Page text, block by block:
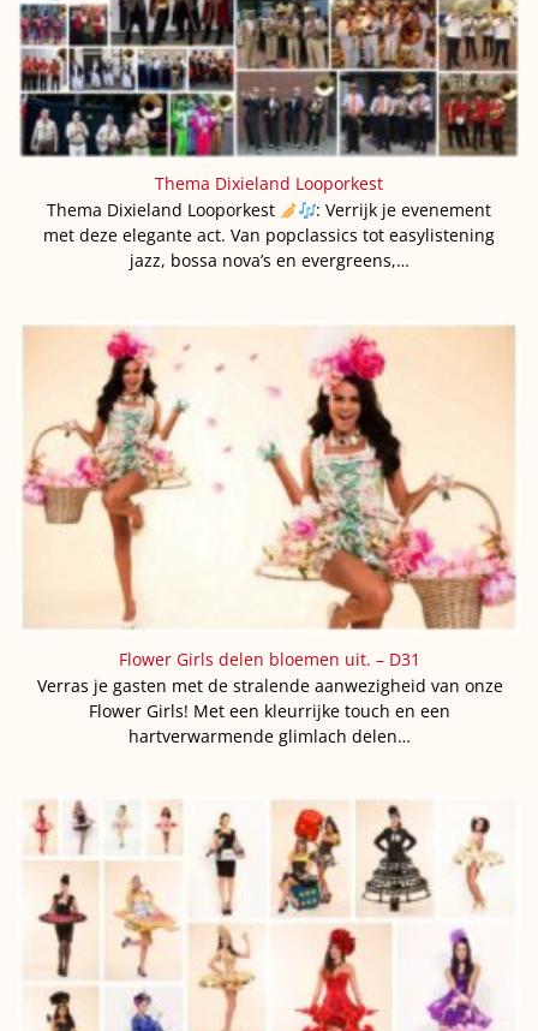
Thema Dixieland Looporkest
Thema Dixieland Looporkest
: Verrijk je evenement
met deze elegante act. Van popclassics tot easylistening
jazz, bossa nova’s en evergreens,…
Flower Girls delen bloemen uit. – D31
Verras je gasten met de stralende aanwezigheid van onze
Flower Girls! Met een kleurrijke touch en een
hartverwarmende glimlach delen…